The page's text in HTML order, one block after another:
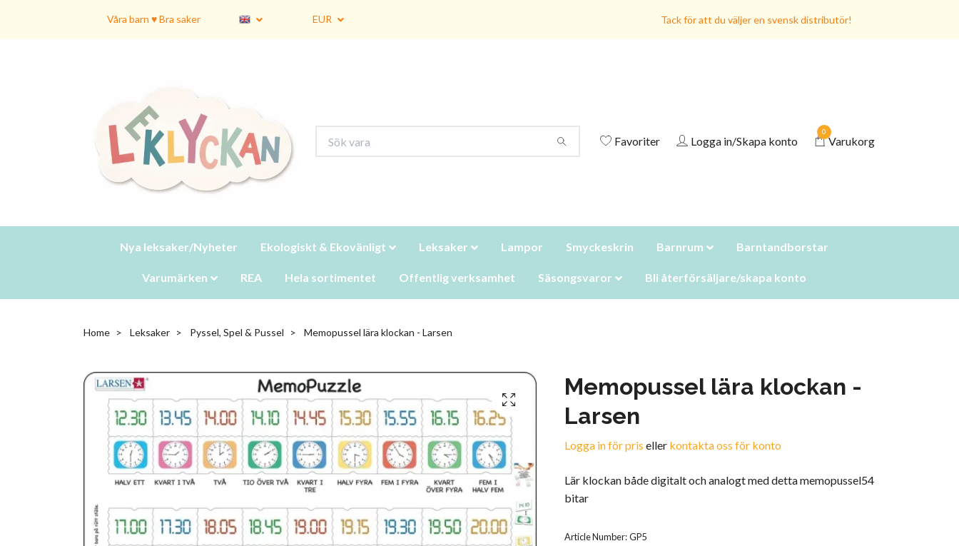
Våra barn ♥ Bra saker EUR Tack för att du väljer en svensk distributör!
Favoriter Logga in/Skapa konto
0
Varukorg
Nya leksaker/Nyheter Ekologiskt & Ekovänligt Leksaker Lampor Smyckeskrin Barnrum Barntandborstar
Varumärken REA Hela sortimentet Offentlig verksamhet Säsongsvaror Bli återförsäljare/skapa konto
Home Leksaker Pyssel, Spel & Pussel Memopussel lära klockan - Larsen
Memopussel lära klockan -
Larsen
Logga in för pris eller kontakta oss för konto
Lär klockan både digitalt och analogt med detta memopussel54
bitar
Article Number:GP5